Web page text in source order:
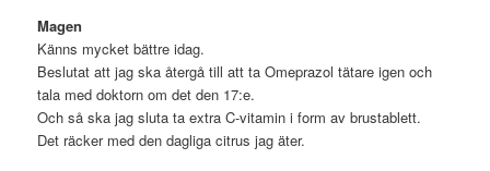
Magen
Känns mycket bättre idag.
Beslutat att jag ska återgå till att ta Omeprazol tätare igen och
tala med doktorn om det den 17:e.
Och så ska jag sluta ta extra C-vitamin i form av brustablett.
Det räcker med den dagliga citrus jag äter.